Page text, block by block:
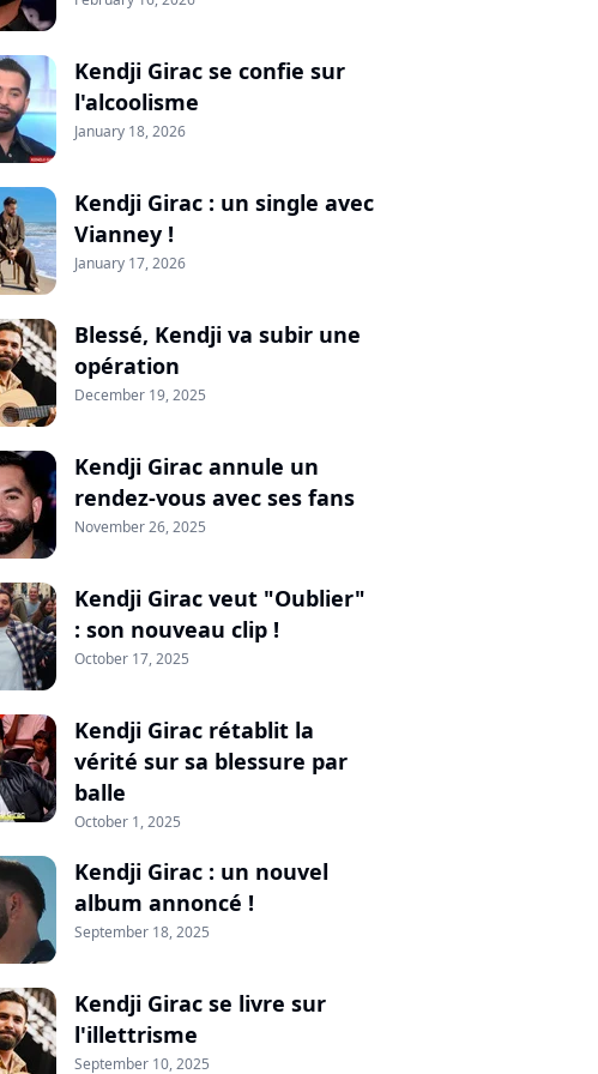
Kendji Girac se confie sur
l'alcoolisme
January 18, 2026
Kendji Girac : un single avec
Vianney !
January 17, 2026
Blessé, Kendji va subir une
opération
December 19, 2025
Kendji Girac annule un
rendez-vous avec ses fans
November 26, 2025
Kendji Girac veut "Oublier"
: son nouveau clip !
October 17, 2025
Kendji Girac rétablit la
vérité sur sa blessure par
balle
October 1, 2025
Kendji Girac : un nouvel
album annoncé !
September 18, 2025
Kendji Girac se livre sur
l'illettrisme
September 10, 2025